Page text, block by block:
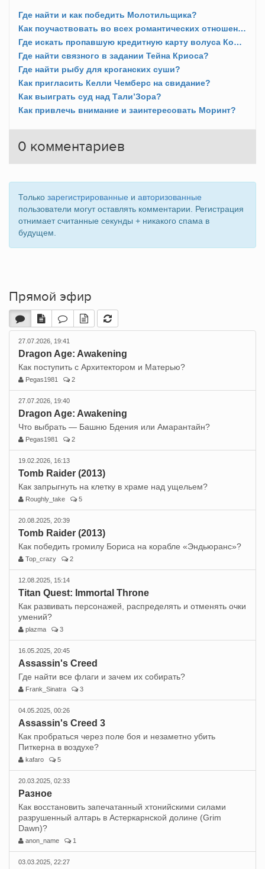
Где найти и как победить Молотильщика?
Как поучаствовать во всех романтических отношениях?
Где искать пропавшую кредитную карту волуса Кор Туна?
Где найти связного в задании Тейна Криоса?
Где найти рыбу для кроганских суши?
Как пригласить Келли Чемберс на свидание?
Как выиграть суд над Тали’Зора?
Как привлечь внимание и заинтересовать Моринт?
0 комментариев
Только зарегистрированные и авторизованные
пользователи могут оставлять комментарии. Регистрация
отнимает считанные секунды + никакого спама в
будущем.
Прямой эфир
27.07.2026, 19:41
Dragon Age: Awakening
Как поступить с Архитектором и Матерью?
Pegas1981 2
27.07.2026, 19:40
Dragon Age: Awakening
Что выбрать — Башню Бдения или Амарантайн?
Pegas1981 2
19.02.2026, 16:13
Tomb Raider (2013)
Как запрыгнуть на клетку в храме над ущельем?
Roughly_take 5
20.08.2025, 20:39
Tomb Raider (2013)
Как победить громилу Бориса на корабле «Эндьюранс»?
Top_crazy 2
12.08.2025, 15:14
Titan Quest: Immortal Throne
Как развивать персонажей, распределять и отменять очки
умений?
plazma 3
16.05.2025, 20:45
Assassin's Creed
Где найти все флаги и зачем их собирать?
Frank_Sinatra 3
04.05.2025, 00:26
Assassin's Creed 3
Как пробраться через поле боя и незаметно убить
Питкерна в воздухе?
kafaro 5
20.03.2025, 02:33
Разное
Как восстановить запечатанный хтонийскими силами
разрушенный алтарь в Астеркарнской долине (Grim
Dawn)?
anon_name 1
03.03.2025, 22:27